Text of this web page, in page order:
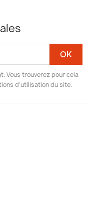
Vous trouverez pour cela
d'utilisation du site.